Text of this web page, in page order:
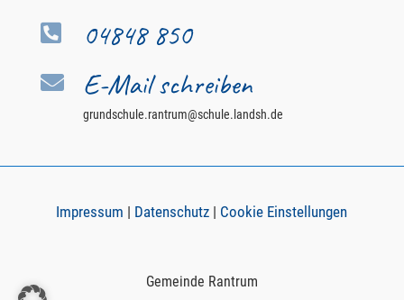
 04848 850
 E-Mail schreiben
grundschule.rantrum@schule.landsh.de
Impressum | Datenschutz | Cookie Einstellungen
Gemeinde Rantrum